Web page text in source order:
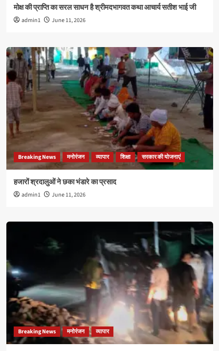
मोक्ष की प्राप्ति का सरल साधन है श्रीमदभागवत कथा आचार्य सतीश भाई जी
admin1 June 11, 2026
Breaking News मनोरंजन व्यापार शिक्षा सरकार की योजनाएं
हजारों श्रदालुओं ने छका भंडारे का प्रसाद
admin1 June 11, 2026
Breaking News मनोरंजन व्यापार